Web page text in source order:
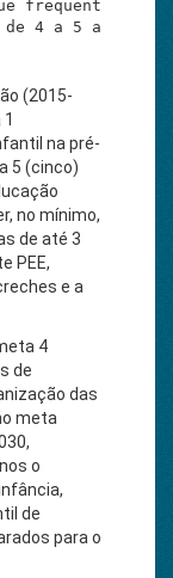
de 4 a 5 a
(2015-
na pré-
5 (cinco)
no mínimo,
de até 3
PEE,
e a
4
de
das
meta
o
de
para o